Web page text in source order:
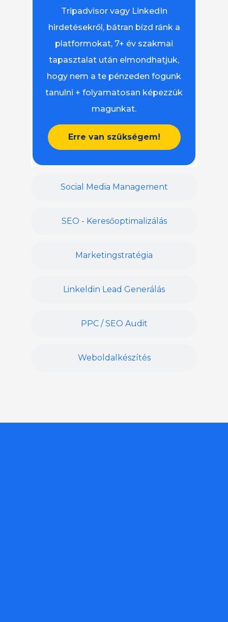
Social Media Management
SEO - Keresőoptimalizálás
Marketingstratégia
Linkeldin Lead Generálás
PPC / SEO Audit
Weboldalkészítés
Tripadvisor vagy LinkedIn
hirdetésekről, bátran bízd ránk a
platformokat, 7+ év szakmai
tapasztalat után elmondhatjuk,
hogy nem a te pénzeden fogunk
tanulni + folyamatosan képezzük
magunkat.
Erre van szükségem!